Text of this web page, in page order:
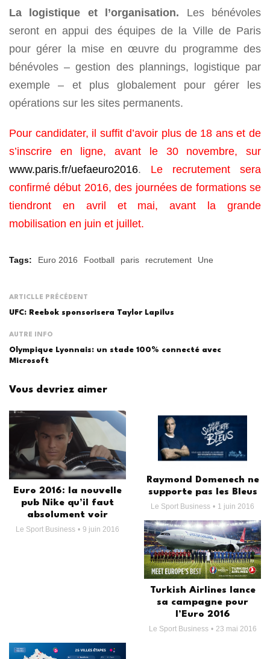
La logistique et l’organisation. Les bénévoles
seront en appui des équipes de la Ville de Paris
pour gérer la mise en œuvre du programme des
bénévoles – gestion des plannings, logistique par
exemple – et plus globalement pour gérer les
opérations sur les sites permanents.
Pour candidater, il suffit d’avoir plus de 18 ans et de
s’inscrire en ligne, avant le 30 novembre, sur
www.paris.fr/uefaeuro2016. Le recrutement sera
confirmé début 2016, des journées de formations se
tiendront en avril et mai, avant la grande
mobilisation en juin et juillet.
Tags: Euro 2016 Football paris recrutement Une
ARTICLLE PRÉCÉDENT
UFC: Reebok sponsorisera Taylor Lapilus
AUTRE INFO
Olympique Lyonnais: un stade 100% connecté avec
Microsoft
Vous devriez aimer
Euro 2016: la nouvelle
pub Nike qu’il faut
absolument voir
Le Sport Business 9 juin 2016
Raymond Domenech ne
supporte pas les Bleus
Le Sport Business 1 juin 2016
Turkish Airlines lance
sa campagne pour
l’Euro 2016
Le Sport Business 23 mai 2016